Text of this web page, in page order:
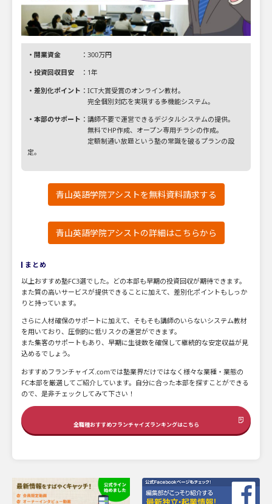
・開業資金 ：300万円
・投資回収目安 ：1年
・差別化ポイント ：ICT大賞受賞のオンライン教材。
完全個別対応を実現する多機能システム。
・本部のサポート ：講師不要で運営できるデジタルシステムの提供。
無料でHP作成、オープン専用チラシの作成。
定額制通い放題という塾の常識を破るプランの設
定。
青山英語学院アシストを無料資料請求する
青山英語学院アシストの詳細はこちらから
まとめ
以上おすすめ塾FC3選でした。どの本部も早期の投資回収が期待できます。
また質の高いサービスが提供できることに加えて、差別化ポイントもしっか
りと持っています。
さらに人材確保のサポートに加えて、そもそも講師のいらないシステム教材
を用いており、圧倒的に低リスクの運営ができます。
また集客のサポートもあり、早期に生徒数を確保して継続的な安定収益が見
込めるでしょう。
おすすめフランチャイズ.comでは塾業界だけではなく様々な業種・業態の
FC本部を厳選してご紹介しています。自分に合った本部を探すことができる
ので、是非チェックしてみて下さい！
全職種おすすめフランチャイズランキングはこちら